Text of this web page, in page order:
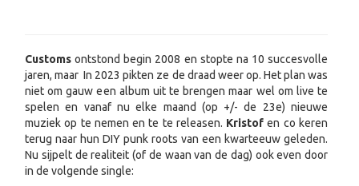
Customs ontstond begin 2008 en stopte na 10 succesvolle
jaren, maar In 2023 pikten ze de draad weer op. Het plan was
niet om gauw een album uit te brengen maar wel om live te
spelen en vanaf nu elke maand (op +/- de 23e) nieuwe
muziek op te nemen en te te releasen. Kristofen co keren
terug naar hun DIY punk roots van een kwarteeuw geleden.
Nu sijpelt de realiteit (of de waan van de dag) ook even door
in de volgende single: